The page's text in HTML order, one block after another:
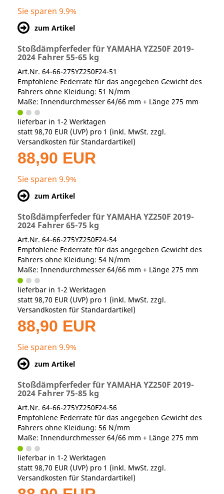
Sie sparen 9.9%
zum Artikel
Stoßdämpferfeder für YAMAHA YZ250F 2019-
2024 Fahrer 55-65 kg
Art.Nr. 64-66-275YZ250F24-51
Empfohlene Federrate für das angegeben Gewicht des
Fahrers ohne Kleidung: 51 N/mm
Maße: Innendurchmesser 64/66 mm + Länge 275 mm
lieferbar in 1-2 Werktagen
statt 98,70 EUR (UVP) pro 1 (inkl. MwSt. zzgl.
Versandkosten für Standardartikel)
88,90 EUR
Sie sparen 9.9%
zum Artikel
Stoßdämpferfeder für YAMAHA YZ250F 2019-
2024 Fahrer 65-75 kg
Art.Nr. 64-66-275YZ250F24-54
Empfohlene Federrate für das angegeben Gewicht des
Fahrers ohne Kleidung: 54 N/mm
Maße: Innendurchmesser 64/66 mm + Länge 275 mm
lieferbar in 1-2 Werktagen
statt 98,70 EUR (UVP) pro 1 (inkl. MwSt. zzgl.
Versandkosten für Standardartikel)
88,90 EUR
Sie sparen 9.9%
zum Artikel
Stoßdämpferfeder für YAMAHA YZ250F 2019-
2024 Fahrer 75-85 kg
Art.Nr. 64-66-275YZ250F24-56
Empfohlene Federrate für das angegeben Gewicht des
Fahrers ohne Kleidung: 56 N/mm
Maße: Innendurchmesser 64/66 mm + Länge 275 mm
lieferbar in 1-2 Werktagen
statt 98,70 EUR (UVP) pro 1 (inkl. MwSt. zzgl.
Versandkosten für Standardartikel)